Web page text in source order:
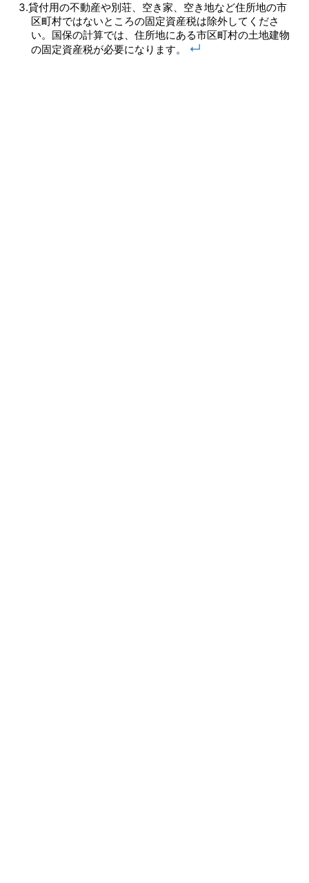
貸付用の不動産や別荘、空き家、空き地など住所地の市
区町村ではないところの固定資産税は除外してくださ
い。国保の計算では、住所地にある市区町村の土地建物
の固定資産税が必要になります。
↵